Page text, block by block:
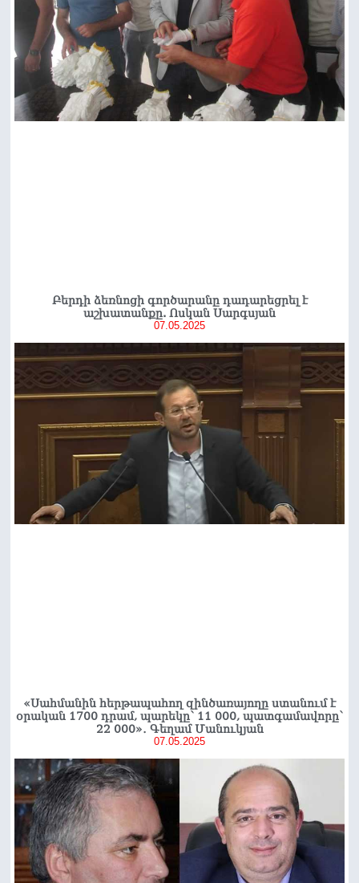
Բերդի ձեռնոցի գործարանը դադարեցրել է
աշխատանքը. Ոսկան Սարգսյան
07.05.2025
«Սահմանին հերթապահող զինծառայողը ստանում է
օրական 1700 դրամ, պարեկը՝ 11 000, պատգամավորը՝
22 000»․ Գեղամ Մանուկյան
07.05.2025